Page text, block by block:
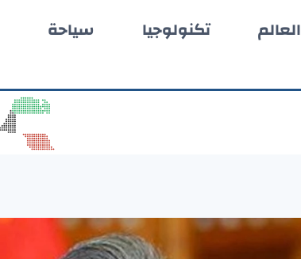
العالم تكنولوجيا سياحة